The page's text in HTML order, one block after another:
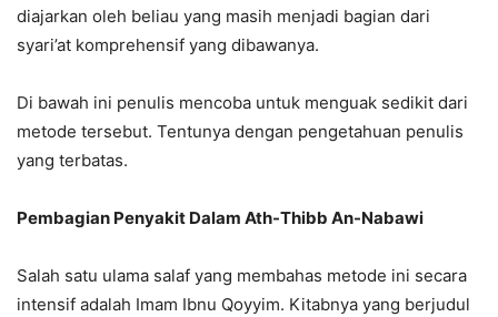
diajarkan oleh beliau yang masih menjadi bagian dari
syari’at komprehensif yang dibawanya.
Di bawah ini penulis mencoba untuk menguak sedikit dari
metode tersebut. Tentunya dengan pengetahuan penulis
yang terbatas.
Pembagian Penyakit Dalam Ath-Thibb An-Nabawi
Salah satu ulama salaf yang membahas metode ini secara
intensif adalah Imam Ibnu Qoyyim. Kitabnya yang berjudul